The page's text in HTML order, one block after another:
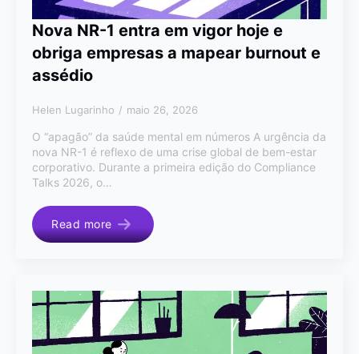
Nova NR-1 entra em vigor hoje e
obriga empresas a mapear burnout e
assédio
Helen Lugarinho maio 26, 2026
O “apagão” da saúde mental em números A urgência da
nova NR-1 é reflexo de uma crise global de bem-estar
corporativo. Durante a primeira edição do Compliance
Talks 2026, o…
Read more